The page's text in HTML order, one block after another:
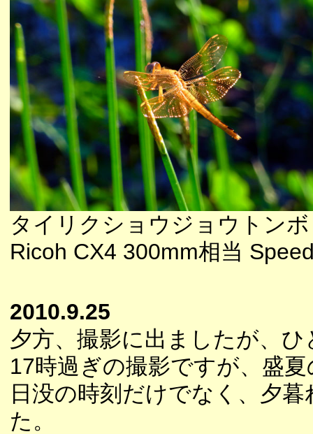
タイリクショウジョウトンボ
Ricoh CX4 300mm相当
2010.9.25
夕方、撮影に出ましたが、
17時過ぎの撮影ですが、盛
日没の時刻だけでなく、夕
た。